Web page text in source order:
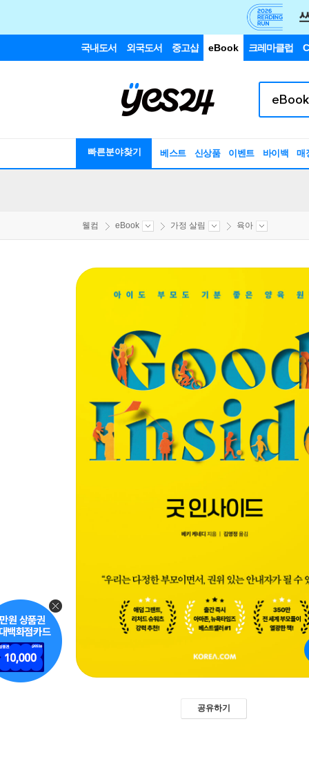
국내도서 외국도서 중고샵 eBook 크레마클럽
빠른분야찾기 베스트 신상품 이벤트 바이백 매
웰컴 eBook 가정 살림 육아
공유하기